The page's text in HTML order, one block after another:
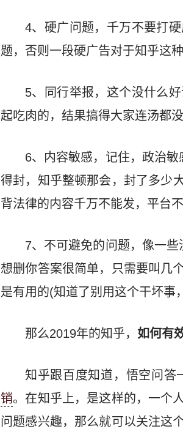
4、硬广问题，千万不要打
题，否则一段硬广告对于知乎这
5、同行举报，这个没什么
起吃肉的，结果搞得大家连汤都
6、内容敏感，记住，政治
得封，知乎整顿那会，封了多少
背法律的内容千万不能发，平台
7、不可避免的问题，像一
想删你答案很简单，只需要叫几
是有用的(知道了别用这个干坏事
那么2019年的知乎， 如何有
知乎跟百度知道，悟空问答
销。在知乎上，是这样的，一个
问题感兴趣，那么就可以关注这